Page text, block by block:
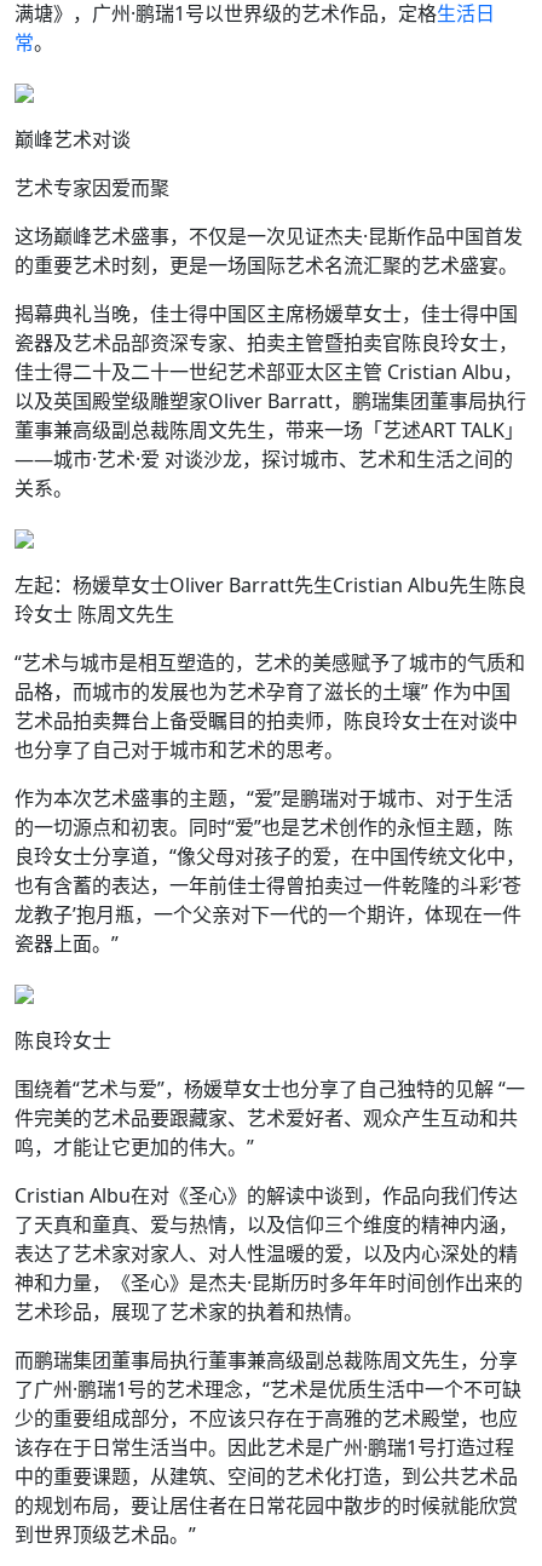
满塘》，广州·鹏瑞1号以世界级的艺术作品，定格生活日
常。
巅峰艺术对谈
艺术专家因爱而聚
这场巅峰艺术盛事，不仅是一次见证杰夫·昆斯作品中国首发
的重要艺术时刻，更是一场国际艺术名流汇聚的艺术盛宴。
揭幕典礼当晚，佳士得中国区主席杨媛草女士，佳士得中国
瓷器及艺术品部资深专家、拍卖主管暨拍卖官陈良玲女士，
佳士得二十及二十一世纪艺术部亚太区主管 Cristian Albu，
以及英国殿堂级雕塑家Oliver Barratt，鹏瑞集团董事局执行
董事兼高级副总裁陈周文先生，带来一场「艺述ART TALK」
——城市·艺术·爱 对谈沙龙，探讨城市、艺术和生活之间的
关系。
左起：杨媛草女士Oliver Barratt先生Cristian Albu先生陈良
玲女士 陈周文先生
“艺术与城市是相互塑造的，艺术的美感赋予了城市的气质和
品格，而城市的发展也为艺术孕育了滋长的土壤” 作为中国
艺术品拍卖舞台上备受瞩目的拍卖师，陈良玲女士在对谈中
也分享了自己对于城市和艺术的思考。
作为本次艺术盛事的主题，“爱”是鹏瑞对于城市、对于生活
的一切源点和初衷。同时“爱”也是艺术创作的永恒主题，陈
良玲女士分享道，“像父母对孩子的爱，在中国传统文化中，
也有含蓄的表达，一年前佳士得曾拍卖过一件乾隆的斗彩‘苍
龙教子’抱月瓶，一个父亲对下一代的一个期许，体现在一件
瓷器上面。”
陈良玲女士
围绕着“艺术与爱”，杨媛草女士也分享了自己独特的见解 “一
件完美的艺术品要跟藏家、艺术爱好者、观众产生互动和共
鸣，才能让它更加的伟大。”
Cristian Albu在对《圣心》的解读中谈到，作品向我们传达
了天真和童真、爱与热情，以及信仰三个维度的精神内涵，
表达了艺术家对家人、对人性温暖的爱，以及内心深处的精
神和力量，《圣心》是杰夫·昆斯历时多年年时间创作出来的
艺术珍品，展现了艺术家的执着和热情。
而鹏瑞集团董事局执行董事兼高级副总裁陈周文先生，分享
了广州·鹏瑞1号的艺术理念，“艺术是优质生活中一个不可缺
少的重要组成部分，不应该只存在于高雅的艺术殿堂，也应
该存在于日常生活当中。因此艺术是广州·鹏瑞1号打造过程
中的重要课题，从建筑、空间的艺术化打造，到公共艺术品
的规划布局，要让居住者在日常花园中散步的时候就能欣赏
到世界顶级艺术品。”